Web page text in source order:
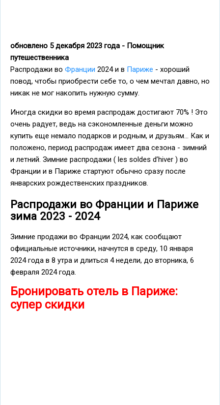
обновлено 5 декабря 2023 года - Помощник
путешественника
Распродажи во Франции 2024 и в Париже - хороший
повод, чтобы приобрести себе то, о чем мечтал давно, но
никак не мог накопить нужную сумму.
Иногда скидки во время распродаж достигают 70% ! Это
очень радует, ведь на сэкономленные деньги можно
купить еще немало подарков и родным, и друзьям... Как и
положено, период распродаж имеет два сезона - зимний
и летний. Зимние распродажи ( les soldes d’hiver ) во
Франции и в Париже стартуют обычно сразу после
январских рождественских праздников.
Распродажи во Франции и Париже
зима 2023 - 2024
Зимние продажи во Франции 2024, как сообщают
официальные источники, начнутся в среду, 10 января
2024 года в 8 утра и длиться 4 недели, до вторника, 6
февраля 2024 года.
Бронировать отель в Париже:
супер скидки